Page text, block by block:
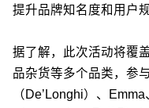
提升品牌知名度和用户规
据了解，此次活动将覆
品杂货等多个品类，参
（De’Longhi）、